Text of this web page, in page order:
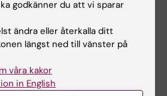
early intervention for
members died in
Nursing, 24 March 2010, vol.
godkänner du att vi sparar
ändra eller återkalla ditt
längst ned till vänster på
våra kakor
in English